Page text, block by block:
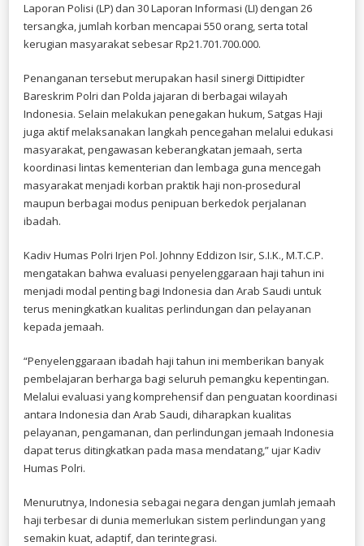
Laporan Polisi (LP) dan 30 Laporan Informasi (LI) dengan 26
tersangka, jumlah korban mencapai 550 orang, serta total
kerugian masyarakat sebesar Rp21.701.700.000.
Penanganan tersebut merupakan hasil sinergi Dittipidter
Bareskrim Polri dan Polda jajaran di berbagai wilayah
Indonesia. Selain melakukan penegakan hukum, Satgas Haji
juga aktif melaksanakan langkah pencegahan melalui edukasi
masyarakat, pengawasan keberangkatan jemaah, serta
koordinasi lintas kementerian dan lembaga guna mencegah
masyarakat menjadi korban praktik haji non-prosedural
maupun berbagai modus penipuan berkedok perjalanan
ibadah.
Kadiv Humas Polri Irjen Pol. Johnny Eddizon Isir, S.I.K., M.T.C.P.
mengatakan bahwa evaluasi penyelenggaraan haji tahun ini
menjadi modal penting bagi Indonesia dan Arab Saudi untuk
terus meningkatkan kualitas perlindungan dan pelayanan
kepada jemaah.
“Penyelenggaraan ibadah haji tahun ini memberikan banyak
pembelajaran berharga bagi seluruh pemangku kepentingan.
Melalui evaluasi yang komprehensif dan penguatan koordinasi
antara Indonesia dan Arab Saudi, diharapkan kualitas
pelayanan, pengamanan, dan perlindungan jemaah Indonesia
dapat terus ditingkatkan pada masa mendatang,” ujar Kadiv
Humas Polri.
Menurutnya, Indonesia sebagai negara dengan jumlah jemaah
haji terbesar di dunia memerlukan sistem perlindungan yang
semakin kuat, adaptif, dan terintegrasi.